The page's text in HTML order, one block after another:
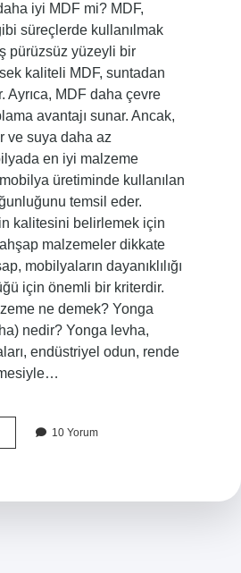
iyi MDF mi? MDF,
süreçlerde kullanılmak
pürüzsüz yüzeyli bir
kaliteli MDF, suntadan
Ayrıca, MDF daha çevre
avantajı sunar. Ancak,
ve suya daha az
en iyi malzeme
üretiminde kullanılan
temsil eder.
kalitesini belirlemek için
malzemeler dikkate
mobilyaların dayanıklılığı
için önemli bir kriterdir.
ne demek? Yonga
nedir? Yonga levha,
endüstriyel odun, rende
10 Yorum